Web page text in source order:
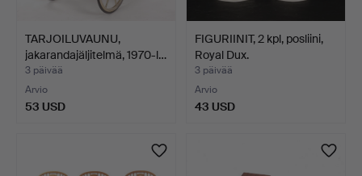
TARJOILUVAUNU,
jakarandajäljitelmä, 1970-l…
3 päivää
Arvio
53 USD
FIGURIINIT, 2 kpl, posliini,
Royal Dux.
3 päivää
Arvio
43 USD